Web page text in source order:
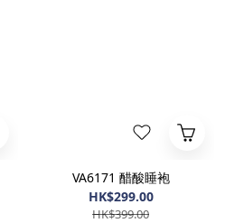
VA6171 醋酸睡袍
HK$299.00
HK$399.00